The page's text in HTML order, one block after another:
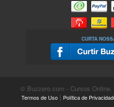
CURTA
© Buzzero.com - Cursos
Termos de Uso| Política de